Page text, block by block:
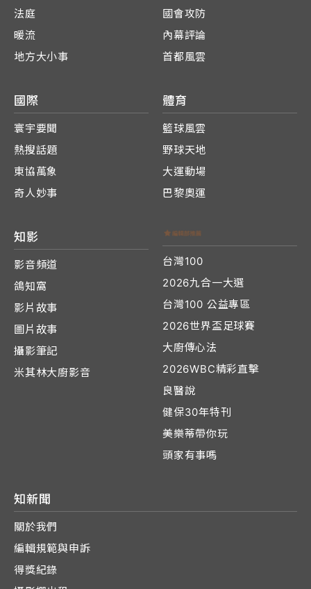
法庭
暖流
地方大小事
國會攻防
內幕評論
首都風雲
國際
寰宇要聞
熱搜話題
東協萬象
奇人妙事
體育
籃球風雲
野球天地
大運動場
巴黎奧運
知影
影音頻道
鴿知窩
影片故事
圖片故事
攝影筆記
米其林大廚影音
台灣100
2026九合一大選
台灣100 公益專區
2026世界盃足球賽
大廚傳心法
2026WBC精彩直擊
良醫說
健保30年特刊
美樂蒂帶你玩
頭家有事嗎
知新聞
關於我們
編輯規範與申訴
得獎紀錄